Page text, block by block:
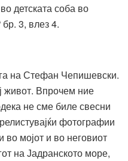
детската соба во
3, влез 4.
на Стефан Чепишевски.
живот. Впрочем ние
не сме биле свесни
фотографии
мојот и во неговиот
на Јадранското море,